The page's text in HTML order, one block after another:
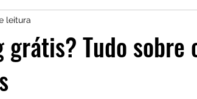
grátis? Tudo sobre
leitura